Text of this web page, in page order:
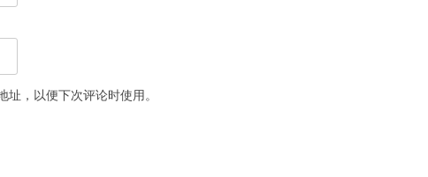
，以便下次评论时使用。